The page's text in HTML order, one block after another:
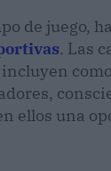
de juego,
. Las
ellos una